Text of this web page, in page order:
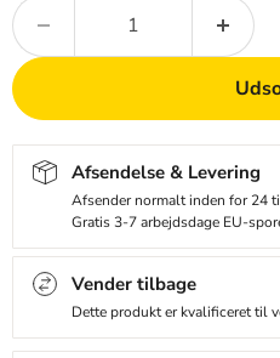
Afsendelse & Levering
Afsender normalt inden for 24
Gratis 3-7 arbejdsdage EU-
Vender tilbage
Dette produkt er kvalificeret til